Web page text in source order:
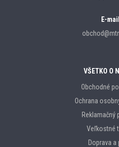
E-
VŠETKO O
Obchodné
Ochrana
Reklamačný
Veľkostné
Doprava a